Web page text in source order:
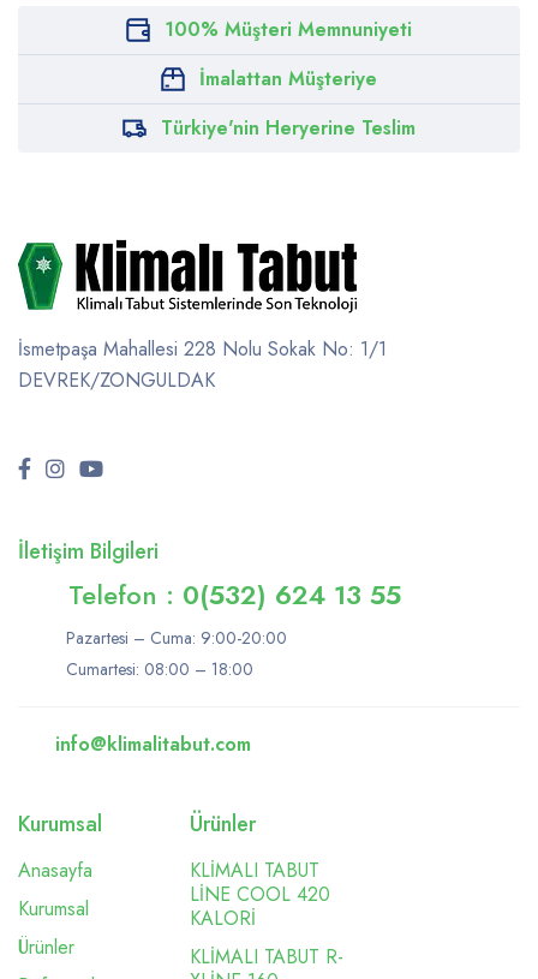
100% Müşteri Memnuniyeti
İmalattan Müşteriye
Türkiye'nin Heryerine Teslim
İsmetpaşa Mahallesi 228 Nolu Sokak No: 1/1
DEVREK/ZONGULDAK
İletişim Bilgileri
Telefon : 0(532) 624 13 55
Pazartesi – Cuma: 9:00-20:00
Cumartesi: 08:00 – 18:00
info@klimalitabut.com
Kurumsal
Anasayfa
Kurumsal
Ürünler
Ürünler
KLİMALI TABUT
LİNE COOL 420
KALORİ
KLİMALI TABUT R-